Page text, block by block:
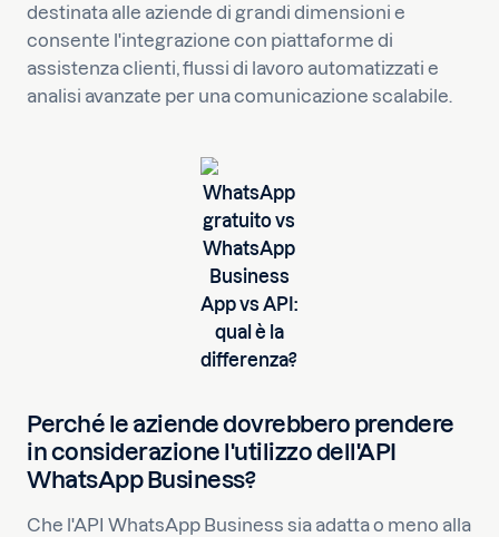
destinata alle aziende di grandi dimensioni e
consente l'integrazione con piattaforme di
assistenza clienti, flussi di lavoro automatizzati e
analisi avanzate per una comunicazione scalabile.
WhatsApp
gratuito vs
WhatsApp
Business
App vs API:
qual è la
differenza?
Perché le aziende dovrebbero prendere
in considerazione l'utilizzo dell'API
WhatsApp Business?
Che l'API WhatsApp Business sia adatta o meno alla